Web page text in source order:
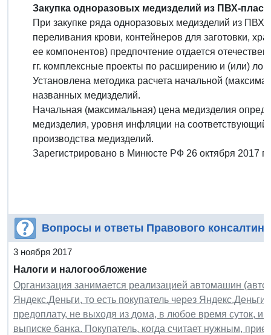
Закупка одноразовых медизделий из ПВХ-
При закупке ряда одноразовых медизделий из ПВХ-
переливания крови, контейнеров для заготовки,
ее компонентов) предпочтение отдается
гг. комплексные проекты по расширению и (или)
Установлена методика расчета начальной
названных медизделий.
Начальная (максимальная) цена медизделия
медизделия, уровня инфляции на
производства медизделий.
Зарегистрировано в Минюсте РФ 26 октября 2017
Вопросы и ответы Правового
3 ноября 2017
Налоги и налогообложение
Организация занимается реализацией автомашин
Яндекс.Деньги, то есть покупатель через
предоплату, не выходя из дома, в любое время суток, и
выписке банка. Покупатель, когда считает нужным,